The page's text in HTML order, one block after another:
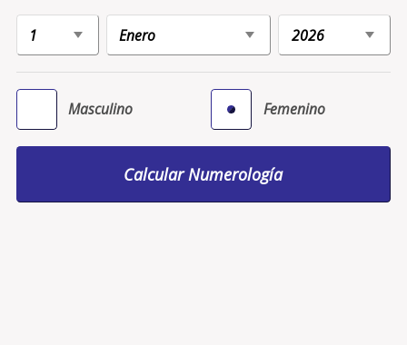
Masculino Femenino